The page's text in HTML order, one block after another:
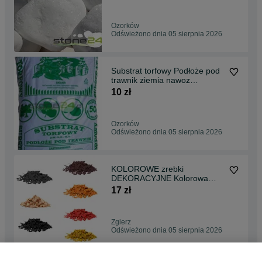
Ozorków
Odświeżono dnia 05 sierpnia 2026
Substrat torfowy Podłoże pod
trawnik ziemia nawoz
ogrodowa kora
10 zł
Ozorków
Odświeżono dnia 05 sierpnia 2026
KOLOROWE zrebki
DEKORACYJNE Kolorowa
kora dekoracyjna kolorowy
17 zł
Zgierz
Odświeżono dnia 05 sierpnia 2026